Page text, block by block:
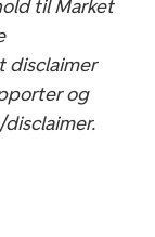
til Market
disclaimer
og